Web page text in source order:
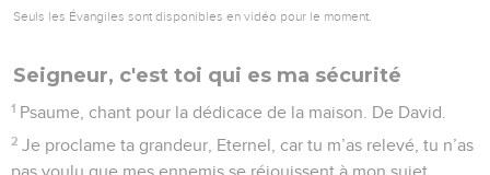
Seuls les Évangiles sont disponibles en vidéo pour le moment.
Seigneur, c'est toi qui es ma sécurité
1 Psaume, chant pour la dédicace de la maison. De David.
2 Je proclame ta grandeur, Eternel, car tu m’as relevé, tu n’as
pas voulu que mes ennemis se réjouissent à mon sujet.